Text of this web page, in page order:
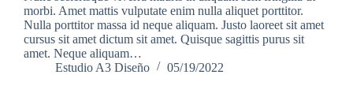
morbi. Amet mattis vulputate enim nulla aliquet porttitor.
Nulla porttitor massa id neque aliquam. Justo laoreet sit amet
cursus sit amet dictum sit amet. Quisque sagittis purus sit
amet. Neque aliquam…
Estudio A3 Diseño
05/19/2022